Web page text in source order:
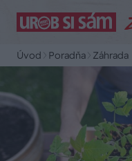
Úvod Poradňa Záhrada